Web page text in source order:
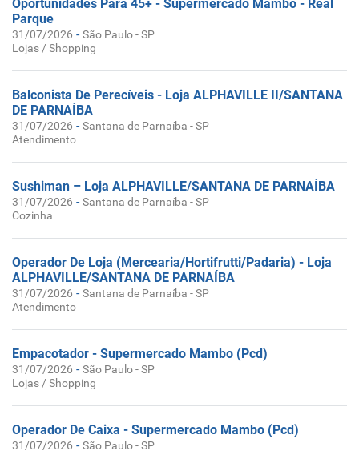
Oportunidades Para 45+ - Supermercado Mambo - Real
Parque
31/07/2026 -São Paulo - SP
Lojas / Shopping
Balconista De Perecíveis - Loja ALPHAVILLE II/SANTANA
DE PARNAÍBA
31/07/2026 -Santana de Parnaíba - SP
Atendimento
Sushiman – Loja ALPHAVILLE/SANTANA DE PARNAÍBA
31/07/2026 -Santana de Parnaíba - SP
Cozinha
Operador De Loja (Mercearia/Hortifrutti/Padaria) - Loja
ALPHAVILLE/SANTANA DE PARNAÍBA
31/07/2026 -Santana de Parnaíba - SP
Atendimento
Empacotador - Supermercado Mambo (Pcd)
31/07/2026 -São Paulo - SP
Lojas / Shopping
Operador De Caixa - Supermercado Mambo (Pcd)
31/07/2026 -São Paulo - SP